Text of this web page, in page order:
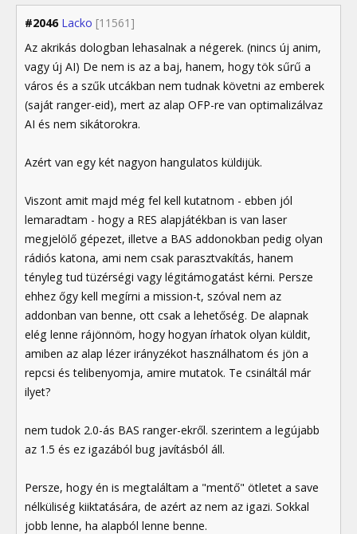
#2046 Lacko [11561]
Az akrikás dologban lehasalnak a négerek. (nincs új anim,
vagy új AI) De nem is az a baj, hanem, hogy tök sűrű a
város és a szűk utcákban nem tudnak követni az emberek
(saját ranger-eid), mert az alap OFP-re van optimalizálvaz
AI és nem sikátorokra.
Azért van egy két nagyon hangulatos küldijük.
Viszont amit majd még fel kell kutatnom - ebben jól
lemaradtam - hogy a RES alapjátékban is van laser
megjelölő gépezet, illetve a BAS addonokban pedig olyan
rádiós katona, ami nem csak parasztvakítás, hanem
tényleg tud tüzérségi vagy légitámogatást kérni. Persze
ehhez őgy kell megírni a mission-t, szóval nem az
addonban van benne, ott csak a lehetőség. De alapnak
elég lenne rájönnöm, hogy hogyan írhatok olyan küldit,
amiben az alap lézer irányzékot használhatom és jön a
repcsi és telibenyomja, amire mutatok. Te csináltál már
ilyet?
nem tudok 2.0-ás BAS ranger-ekről. szerintem a legújabb
az 1.5 és ez igazából bug javításból áll.
Persze, hogy én is megtaláltam a "mentő" ötletet a save
nélküliség kiiktatására, de azért az nem az igazi. Sokkal
jobb lenne, ha alapból lenne benne.